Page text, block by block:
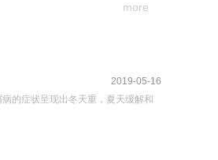
more
2019-05-16
的症状呈现出冬天重，夏天缓解和